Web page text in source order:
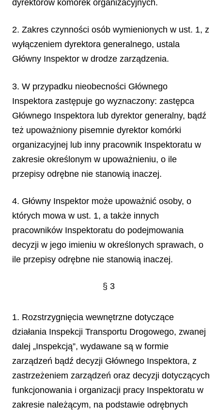
dyrektorów komórek organizacyjnych.
2. Zakres czynności osób wymienionych w ust. 1, z
wyłączeniem dyrektora generalnego, ustala
Główny Inspektor w drodze zarządzenia.
3. W przypadku nieobecności Głównego
Inspektora zastępuje go wyznaczony: zastępca
Głównego Inspektora lub dyrektor generalny, bądź
też upoważniony pisemnie dyrektor komórki
organizacyjnej lub inny pracownik Inspektoratu w
zakresie określonym w upoważnieniu, o ile
przepisy odrębne nie stanowią inaczej.
4. Główny Inspektor może upoważnić osoby, o
których mowa w ust. 1, a także innych
pracowników Inspektoratu do podejmowania
decyzji w jego imieniu w określonych sprawach, o
ile przepisy odrębne nie stanowią inaczej.
§ 3
1. Rozstrzygnięcia wewnętrzne dotyczące
działania Inspekcji Transportu Drogowego, zwanej
dalej „Inspekcją”, wydawane są w formie
zarządzeń bądź decyzji Głównego Inspektora, z
zastrzeżeniem zarządzeń oraz decyzji dotyczących
funkcjonowania i organizacji pracy Inspektoratu w
zakresie należącym, na podstawie odrębnych